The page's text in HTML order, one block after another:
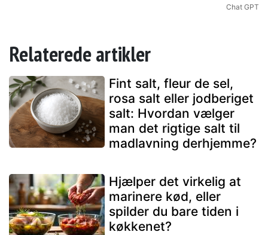
Chat GPT
Relaterede artikler
Fint salt, fleur de sel,
rosa salt eller jodberiget
salt: Hvordan vælger
man det rigtige salt til
madlavning derhjemme?
Hjælper det virkelig at
marinere kød, eller
spilder du bare tiden i
køkkenet?